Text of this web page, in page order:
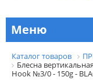
Меню
Каталог товаров
Блесна
Hook №3/0 - 150g -